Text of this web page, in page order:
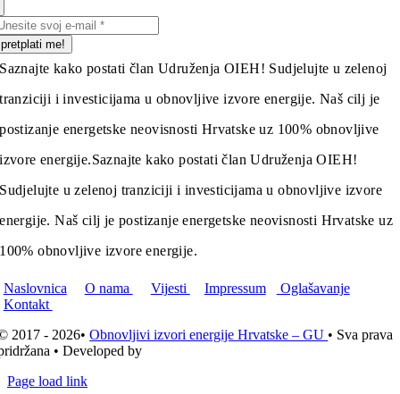
pretplati me!
Saznajte kako postati član Udruženja OIEH! Sudjelujte u zelenoj
tranziciji i investicijama u obnovljive izvore energije. Naš cilj je
postizanje energetske neovisnosti Hrvatske uz 100% obnovljive
izvore energije.Saznajte kako postati član Udruženja OIEH!
Sudjelujte u zelenoj tranziciji i investicijama u obnovljive izvore
energije. Naš cilj je postizanje energetske neovisnosti Hrvatske uz
100% obnovljive izvore energije.
Naslovnica O nama Vijesti Impressum
Oglašavanje
Kontakt
2017 - 2026•Obnovljivi izvori energije Hrvatske – GU • Sva prava
• Developed by
Page load link